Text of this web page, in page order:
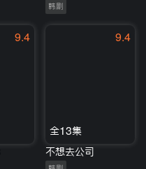
韩剧
9.4 9.4
全13集
不想去公司